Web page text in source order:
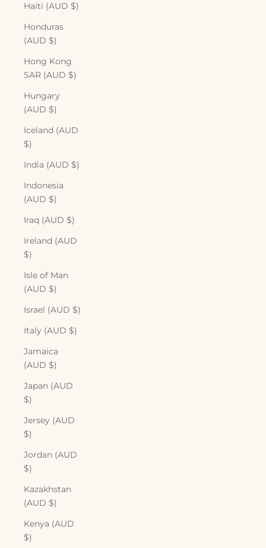
Haiti (AUD $)
Honduras
(AUD $)
Hong Kong
SAR (AUD $)
Hungary
(AUD $)
Iceland (AUD
$)
India (AUD $)
Indonesia
(AUD $)
Iraq (AUD $)
Ireland (AUD
$)
Isle of Man
(AUD $)
Israel (AUD $)
Italy (AUD $)
Jamaica
(AUD $)
Japan (AUD
$)
Jersey (AUD
$)
Jordan (AUD
$)
Kazakhstan
(AUD $)
Kenya (AUD
$)